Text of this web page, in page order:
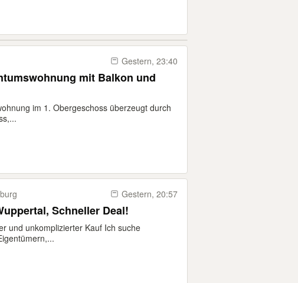
Gestern, 23:40
mit Balkon und
im 1. Obergeschoss überzeugt durch
Gestern, 20:57
Schneller Deal!
und unkomplizierter Kauf Ich suche